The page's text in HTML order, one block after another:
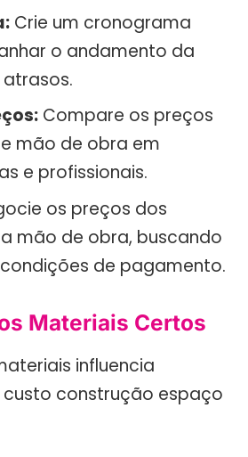
Crie um cronograma
o andamento da
Compare os preços
mão de obra em
e profissionais.
os preços dos
mão de obra, buscando
de pagamento.
Materiais Certos
influencia
construção espaço